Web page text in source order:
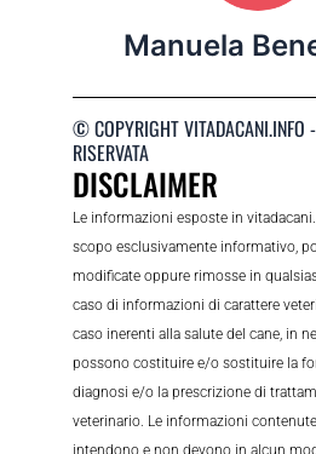
Manuela
© COPYRIGHT VITADACANI.INFO
RISERVATA
DISCLAIMER
Le informazioni esposte in
scopo esclusivamente informativo,
modificate oppure rimosse in
caso di informazioni di carattere
caso inerenti alla salute del cane, in
possono costituire e/o sostituire la
diagnosi e/o la prescrizione di
veterinario. Le informazioni